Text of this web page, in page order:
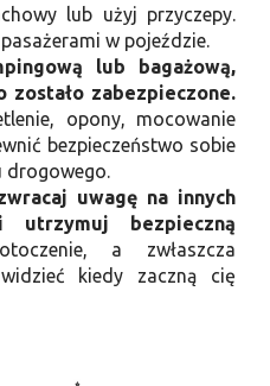
lub użyj przyczepy.
w pojeździe.
lub bagażową,
zostało zabezpieczone.
opony, mocowanie
bezpieczeństwo sobie
drogowego.
uwagę na innych
utrzymuj bezpieczną
a zwłaszcza
kiedy zaczną cię